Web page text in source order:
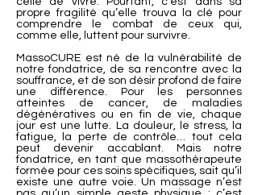
propre fragilité qu’elle trouva la clé pour
comprendre le combat de ceux qui,
comme elle, luttent pour survivre.
MassoCURE est né de la vulnérabilité de
notre fondatrice, de sa rencontre avec la
souffrance, et de son désir profond de faire
une différence. Pour les personnes
atteintes de cancer, de maladies
dégénératives ou en fin de vie, chaque
jour est une lutte. La douleur, le stress, la
fatigue, la perte de contrôle… tout cela
peut devenir accablant. Mais notre
fondatrice, en tant que massothérapeute
formée pour ces soins spécifiques, sait qu’il
existe une autre voie. Un massage n’est